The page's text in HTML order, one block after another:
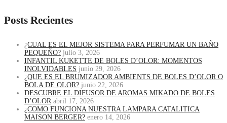
Posts Recientes
¿CUAL ES EL MEJOR SISTEMA PARA PERFUMAR UN BAÑO
PEQUEÑO? julio 3, 2026
INFANTIL KUKETTE DE BOLES D’OLOR: MOMENTOS
INOLVIDABLES junio 29, 2026
¿QUE ES EL BRUMIZADOR AMBIENTS DE BOLES D’OLOR O
BOLA DE OLOR? junio 22, 2026
DESCUBRE EL DIFUSOR DE AROMAS MIKADO DE BOLES
D’OLOR abril 17, 2026
¿COMO FUNCIONA NUESTRA LAMPARA CATALITICA
MAISON BERGER? enero 14, 2026